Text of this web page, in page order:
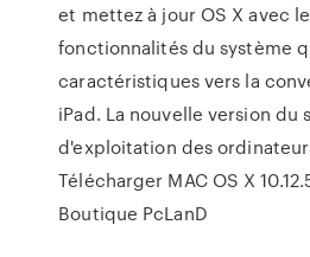
et mettez à jour OS X avec
fonctionnalités du système
caractéristiques vers la
iPad. La nouvelle version du
d'exploitation des
Télécharger MAC OS X
Boutique PcLanD